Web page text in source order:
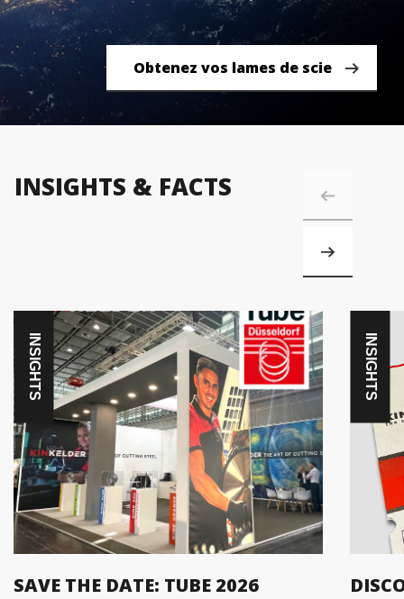
Obtenez vos lames de scie
INSIGHTS & FACTS
INSIGHTS
SAVE THE DATE: TUBE 2026
INSIGHTS